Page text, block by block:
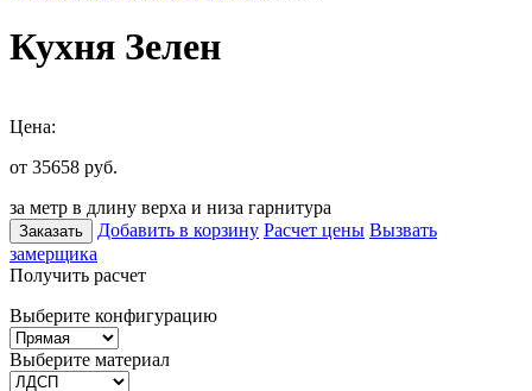
Кухня Зелен
Цена:
от 35658 руб.
за метр в длину верха и низа гарнитура
Заказать Добавить в корзину Расчет цены Вызвать
замерщика
Получить расчет
Выберите конфигурацию
Выберите материал